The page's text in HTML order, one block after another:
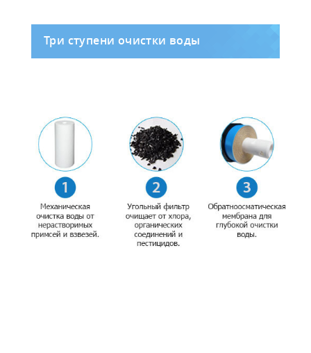
Три ступени очистки воды